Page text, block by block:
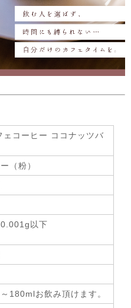
コーヒー ココナッツバ
（粉）
以下
180mlお飲み頂けます。